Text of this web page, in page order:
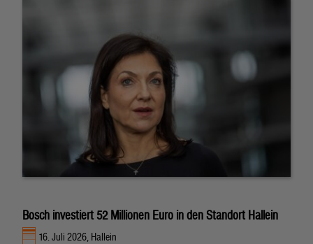
Bosch investiert 52 Millionen Euro in den Standort Hallein
16. Juli 2026, Hallein